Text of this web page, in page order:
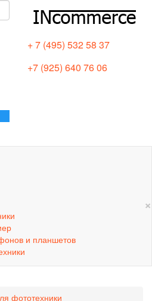
+ 7 (495) 532 58 37
+7 (925) 640 76 06
×
и планшетов
фототехники